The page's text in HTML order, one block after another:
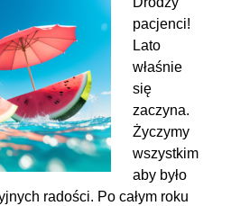
pacjenci!
Lato
właśnie
się
zaczyna.
Życzymy
wszystkim
aby było
radości. Po całym roku